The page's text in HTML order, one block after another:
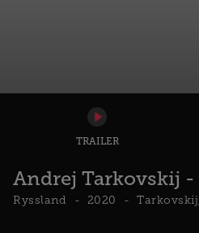
TRAILER
Andrej Tarkovskij
Ryssland 2020